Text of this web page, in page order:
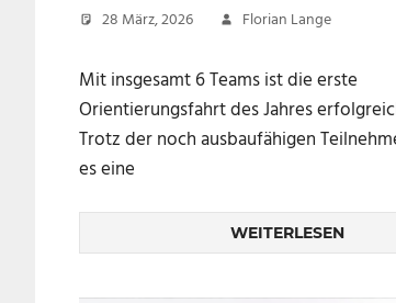
28 März, 2026 Florian Lange
Mit insgesamt 6 Teams ist die erste
Orientierungsfahrt des Jahres
Trotz der noch ausbaufähigen
es eine
WEITERLESEN